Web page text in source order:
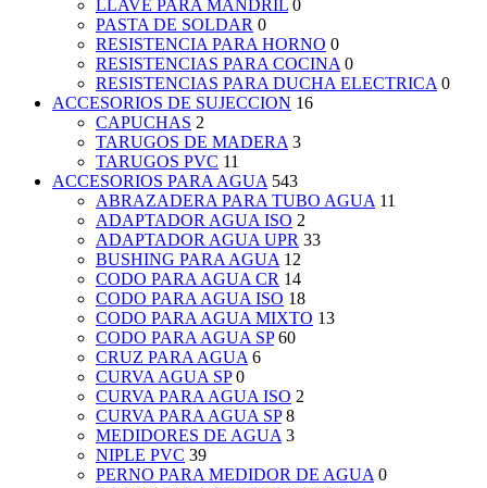
LLAVE PARA MANDRIL 0
PASTA DE SOLDAR 0
RESISTENCIA PARA HORNO 0
RESISTENCIAS PARA COCINA 0
RESISTENCIAS PARA DUCHA ELECTRICA 0
ACCESORIOS DE SUJECCION 16
CAPUCHAS 2
TARUGOS DE MADERA 3
TARUGOS PVC 11
ACCESORIOS PARA AGUA 543
ABRAZADERA PARA TUBO AGUA 11
ADAPTADOR AGUA ISO 2
ADAPTADOR AGUA UPR 33
BUSHING PARA AGUA 12
CODO PARA AGUA CR 14
CODO PARA AGUA ISO 18
CODO PARA AGUA MIXTO 13
CODO PARA AGUA SP 60
CRUZ PARA AGUA 6
CURVA AGUA SP 0
CURVA PARA AGUA ISO 2
CURVA PARA AGUA SP 8
MEDIDORES DE AGUA 3
NIPLE PVC 39
PERNO PARA MEDIDOR DE AGUA 0